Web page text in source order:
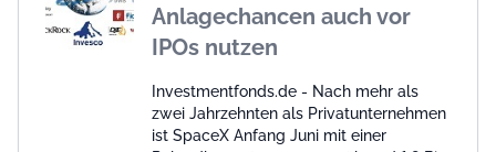
Anlagechancen auch vor
IPOs nutzen
Investmentfonds.de - Nach mehr als
zwei Jahrzehnten als Privatunternehmen
ist SpaceX Anfang Juni mit einer